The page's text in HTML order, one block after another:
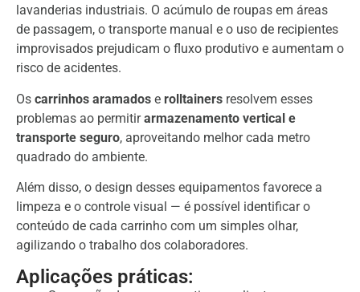
lavanderias industriais. O acúmulo de roupas em áreas
de passagem, o transporte manual e o uso de recipientes
improvisados prejudicam o fluxo produtivo e aumentam o
risco de acidentes.
Os carrinhos aramados e rolltainers resolvem esses
problemas ao permitirarmazenamento vertical e
transporte seguro, aproveitando melhor cada metro
quadrado do ambiente.
Além disso, o design desses equipamentos favorece a
limpeza e o controle visual — é possível identificar o
conteúdo de cada carrinho com um simples olhar,
agilizando o trabalho dos colaboradores.
Aplicações práticas: